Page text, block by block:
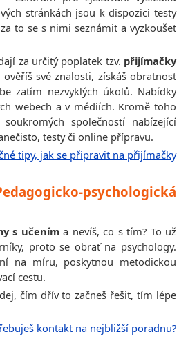
stránkách jsou k dispozici testy
to se s nimi seznámit a vyzkoušet
za určitý poplatek tzv. přijímačky
své znalosti, získáš obratnost
zatím nezvyklých úkolů. Nabídky
webech a v médiích. Kromě toho
společností nabízející
testy či online přípravu.
tipy, jak se připravit na přijímačky
psychologická
s učením a nevíš, co s tím? To už
proto se obrať na psychology.
na míru, poskytnou metodickou
cestu.
čím dřív to začneš řešit, tím lépe
kontakt na nejbližší poradnu?